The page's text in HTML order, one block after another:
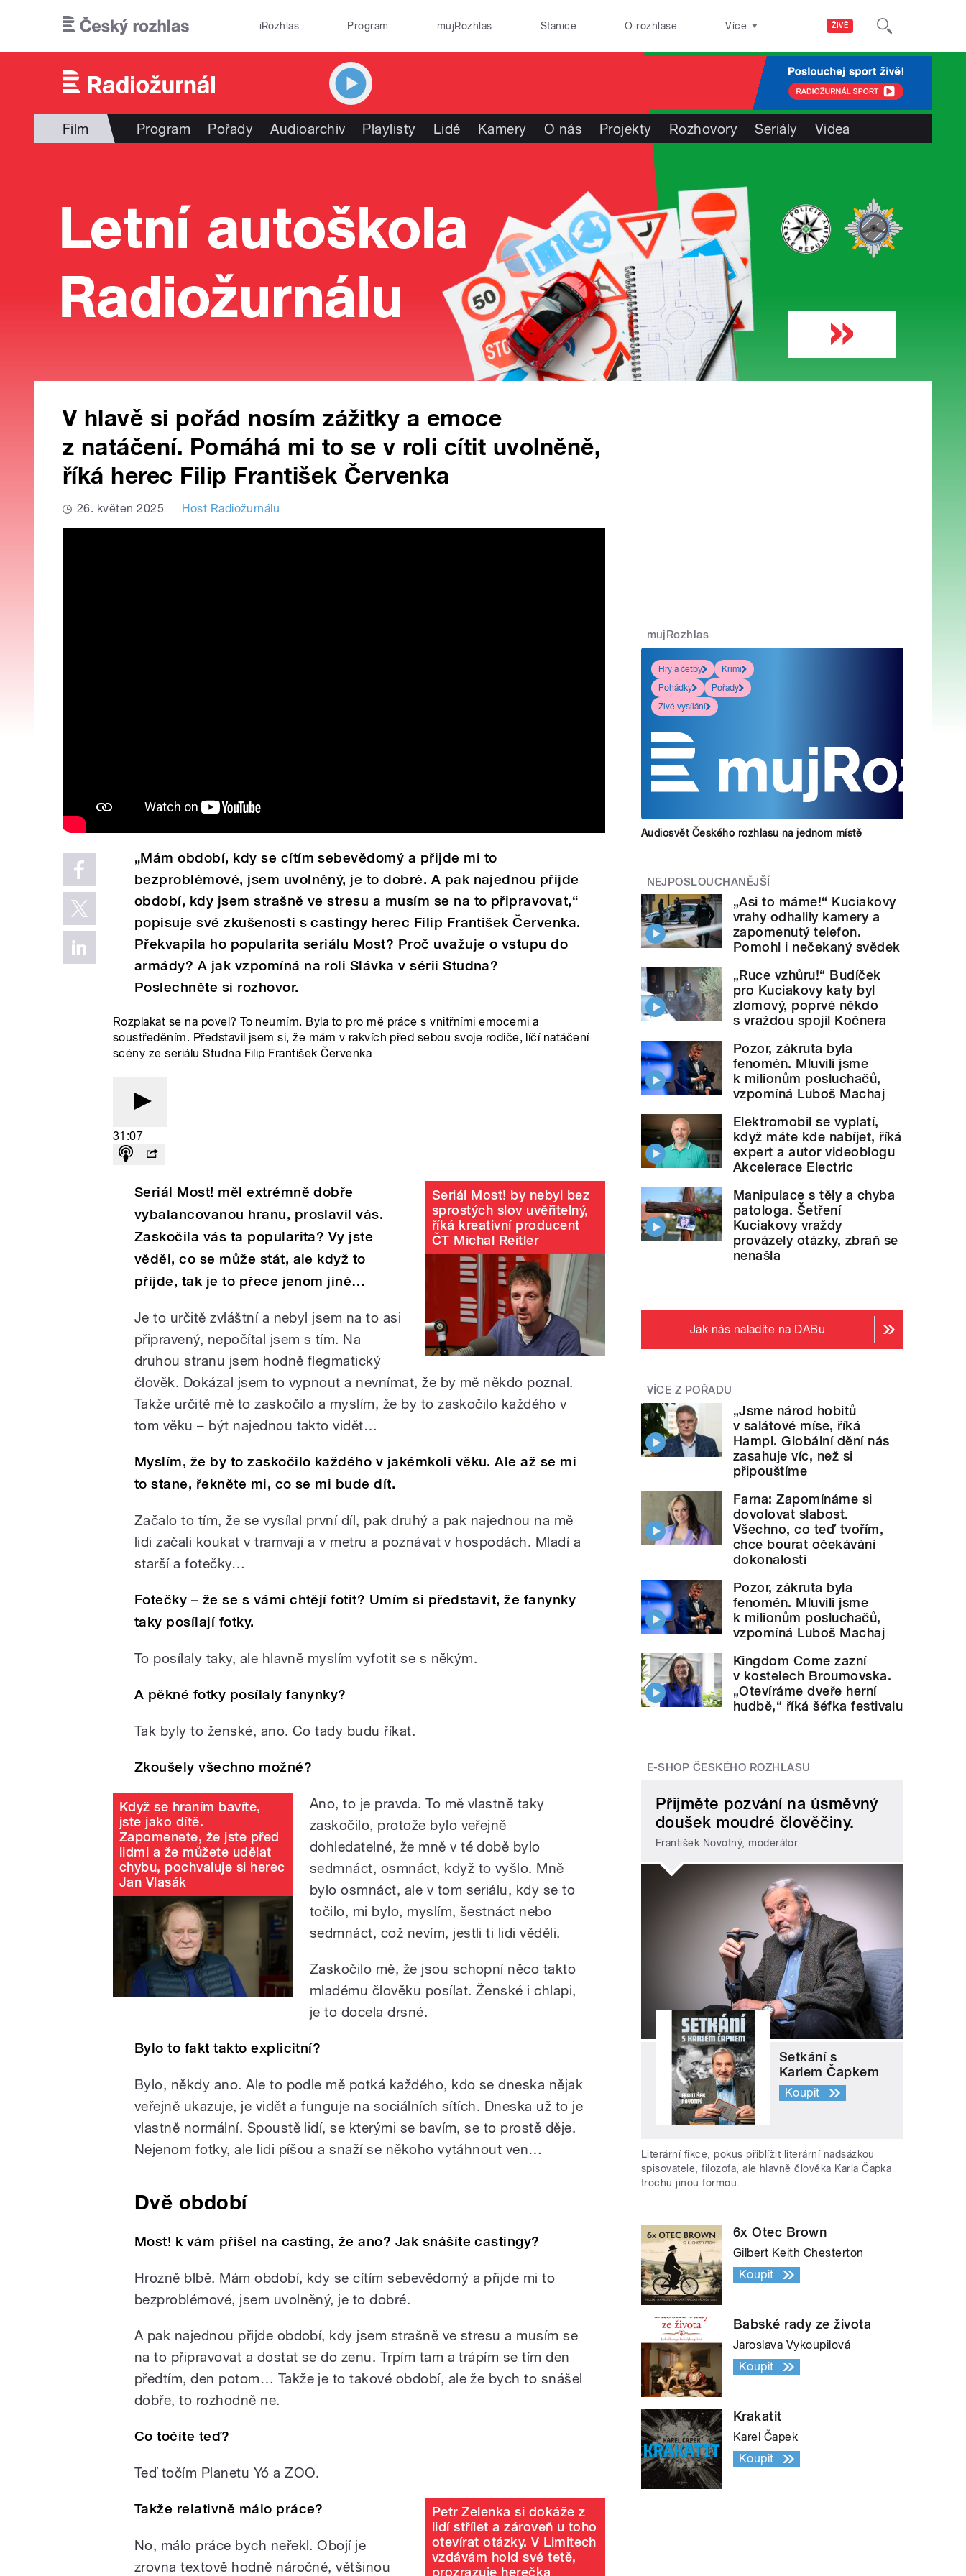
ŽIVĚ
iRozhlas Program mujRozhlas Stanice O rozhlase Více
Film Program Pořady Audioarchiv Playlisty Lidé Kamery O nás Projekty Rozhovory Seriály Videa
V hlavě si pořád nosím zážitky a emoce
z natáčení. Pomáhá mi to se v roli cítit uvolněně,
říká herec Filip František Červenka
26. květen 2025 Host Radiožurnálu
„Mám období, kdy se cítím sebevědomý a přijde mi to
bezproblémové, jsem uvolněný, je to dobré. A pak najednou přijde
období, kdy jsem strašně ve stresu a musím se na to připravovat,“
popisuje své zkušenosti s castingy herec Filip František Červenka.
Překvapila ho popularita seriálu Most? Proč uvažuje o vstupu do
armády? A jak vzpomíná na roli Slávka v sérii Studna?
Poslechněte si rozhovor.
Rozplakat se na povel? To neumím. Byla to pro mě práce s vnitřními emocemi a
soustředěním. Představil jsem si, že mám v rakvích před sebou svoje rodiče, líčí natáčení
scény ze seriálu Studna Filip František Červenka
31:07
Seriál Most! by nebyl bez
sprostých slov uvěřitelný,
říká kreativní producent
ČT Michal Reitler
Seriál Most! měl extrémně dobře
vybalancovanou hranu, proslavil vás.
Zaskočila vás ta popularita? Vy jste
věděl, co se může stát, ale když to
přijde, tak je to přece jenom jiné…
Je to určitě zvláštní a nebyl jsem na to asi
připravený, nepočítal jsem s tím. Na
druhou stranu jsem hodně flegmatický
člověk. Dokázal jsem to vypnout a nevnímat, že by mě někdo poznal.
Takže určitě mě to zaskočilo a myslím, že by to zaskočilo každého v
tom věku – být najednou takto vidět…
Myslím, že by to zaskočilo každého v jakémkoli věku. Ale až se mi
to stane, řekněte mi, co se mi bude dít.
Začalo to tím, že se vysílal první díl, pak druhý a pak najednou na mě
lidi začali koukat v tramvaji a v metru a poznávat v hospodách. Mladí a
starší a fotečky…
Fotečky – že se s vámi chtějí fotit? Umím si představit, že fanynky
taky posílají fotky.
To posílaly taky, ale hlavně myslím vyfotit se s někým.
A pěkné fotky posílaly fanynky?
Tak byly to ženské, ano. Co tady budu říkat.
Zkoušely všechno možné?
Když se hraním bavíte,
jste jako dítě.
Zapomenete, že jste před
lidmi a že můžete udělat
chybu, pochvaluje si herec
Jan Vlasák
Ano, to je pravda. To mě vlastně taky
zaskočilo, protože bylo veřejně
dohledatelné, že mně v té době bylo
sedmnáct, osmnáct, když to vyšlo. Mně
bylo osmnáct, ale v tom seriálu, kdy se to
točilo, mi bylo, myslím, šestnáct nebo
sedmnáct, což nevím, jestli ti lidi věděli.
Zaskočilo mě, že jsou schopní něco takto
mladému člověku posílat. Ženské i chlapi,
je to docela drsné.
Bylo to fakt takto explicitní?
Bylo, někdy ano. Ale to podle mě potká každého, kdo se dneska nějak
veřejně ukazuje, je vidět a funguje na sociálních sítích. Dneska už to je
vlastně normální. Spoustě lidí, se kterými se bavím, se to prostě děje.
Nejenom fotky, ale lidi píšou a snaží se někoho vytáhnout ven…
Dvě období
Most! k vám přišel na casting, že ano? Jak snášíte castingy?
Hrozně blbě. Mám období, kdy se cítím sebevědomý a přijde mi to
bezproblémové, jsem uvolněný, je to dobré.
A pak najednou přijde období, kdy jsem strašně ve stresu a musím se
na to připravovat a dostat se do zenu. Trpím tam a trápím se tím den
předtím, den potom… Takže je to takové období, ale že bych to snášel
dobře, to rozhodně ne.
Co točíte teď?
Teď točím Planetu Yó a ZOO.
Petr Zelenka si dokáže z
lidí střílet a zároveň u toho
otevírat otázky. V Limitech
vzdávám hold své tetě,
prozrazuje herečka
Takže relativně málo práce?
No, málo práce bych neřekl. Obojí je
zrovna textově hodně náročné, většinou
mujRozhlas
Hry a četby
Krimi
Pohádky
Pořady
Živé vysílání
Audiosvět Českého rozhlasu na jednom místě
NEJPOSLOUCHANĚJŠÍ
„Asi to máme!“ Kuciakovy
vrahy odhalily kamery a
zapomenutý telefon.
Pomohl i nečekaný svědek
„Ruce vzhůru!“ Budíček
pro Kuciakovy katy byl
zlomový, poprvé někdo
s vraždou spojil Kočnera
Pozor, zákruta byla
fenomén. Mluvili jsme
k milionům posluchačů,
vzpomíná Luboš Machaj
Elektromobil se vyplatí,
když máte kde nabíjet, říká
expert a autor videoblogu
Akcelerace Electric
Manipulace s těly a chyba
patologa. Šetření
Kuciakovy vraždy
provázely otázky, zbraň se
nenašla
Jak nás naladíte na DABu
VÍCE Z POŘADU
„Jsme národ hobitů
v salátové míse, říká
Hampl. Globální dění nás
zasahuje víc, než si
připouštíme
Farna: Zapomínáme si
dovolovat slabost.
Všechno, co teď tvořím,
chce bourat očekávání
dokonalosti
Pozor, zákruta byla
fenomén. Mluvili jsme
k milionům posluchačů,
vzpomíná Luboš Machaj
Kingdom Come zazní
v kostelech Broumovska.
„Otevíráme dveře herní
hudbě,“ říká šéfka festivalu
E-SHOP ČESKÉHO ROZHLASU
Přijměte pozvání na úsměvný
doušek moudré člověčiny.
František Novotný, moderátor
Setkání s
Karlem Čapkem
Koupit
Literární fikce, pokus přiblížit literární nadsázkou
spisovatele, filozofa, ale hlavně člověka Karla Čapka
trochu jinou formou.
6x Otec Brown
Gilbert Keith Chesterton
Koupit
Babské rady ze života
Jaroslava Vykoupilová
Koupit
Krakatit
Karel Čapek
Koupit